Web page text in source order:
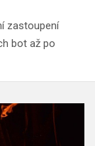
zastoupení
bot až po